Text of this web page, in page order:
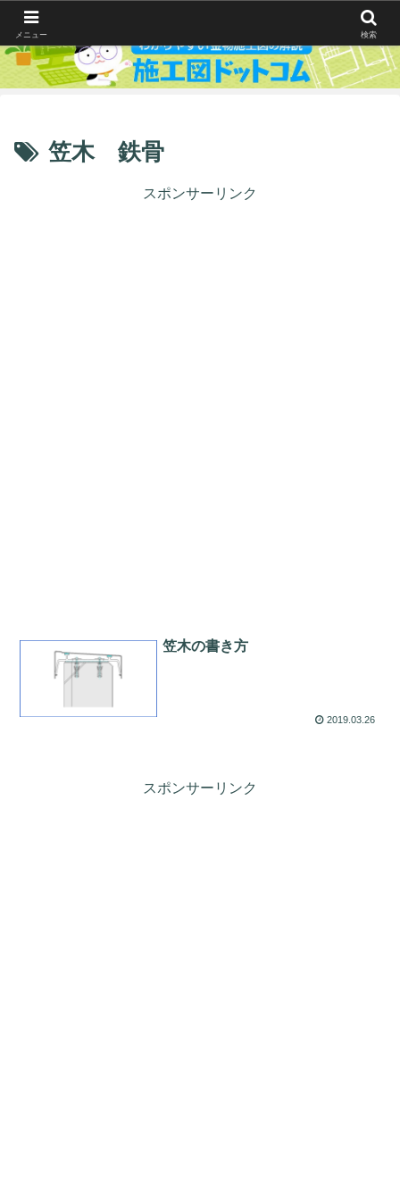
笠木 鉄骨
スポンサーリンク
笠木の書き方
2019.03.26
スポンサーリンク
メニュー 検索